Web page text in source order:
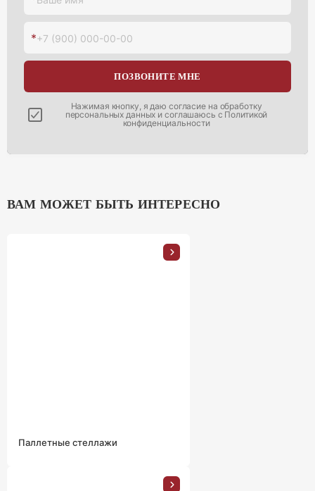
телефонам
*+7 (900) 000-00-00
ПОЗВОНИТЕ МНЕ
Нажимая кнопку, я даю согласие на обработку
персональных данных и соглашаюсь с Политикой
конфиденциальности
ВАМ МОЖЕТ БЫТЬ ИНТЕРЕСНО
Паллетные стеллажи